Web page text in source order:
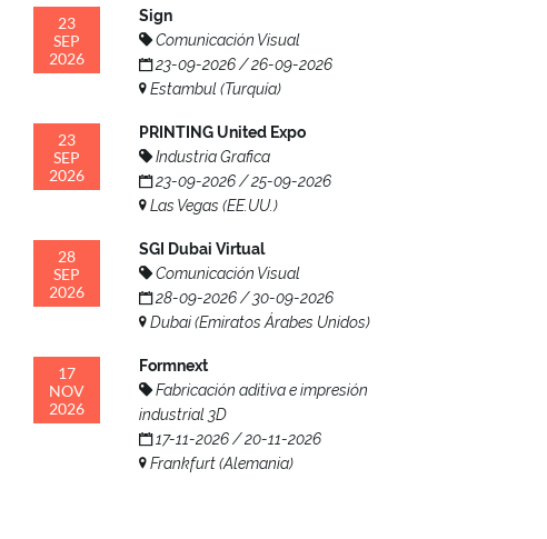
23
SEP
2026
Sign
Comunicación Visual
23-09-2026 / 26-09-2026
Estambul (Turquía)
23
SEP
2026
PRINTING United Expo
Industria Grafica
23-09-2026 / 25-09-2026
Las Vegas (EE.UU.)
28
SEP
2026
SGI Dubai Virtual
Comunicación Visual
28-09-2026 / 30-09-2026
Dubai (Emiratos Árabes Unidos)
17
NOV
2026
Formnext
Fabricación aditiva e impresión
industrial 3D
17-11-2026 / 20-11-2026
Frankfurt (Alemania)